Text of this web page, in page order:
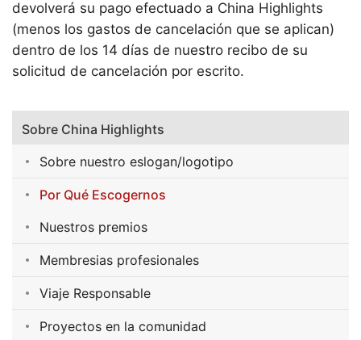
devolverá su pago efectuado a China Highlights
(menos los gastos de cancelación que se aplican)
dentro de los 14 días de nuestro recibo de su
solicitud de cancelación por escrito.
Sobre China Highlights
Sobre nuestro eslogan/logotipo
Por Qué Escogernos
Nuestros premios
Membresias profesionales
Viaje Responsable
Proyectos en la comunidad